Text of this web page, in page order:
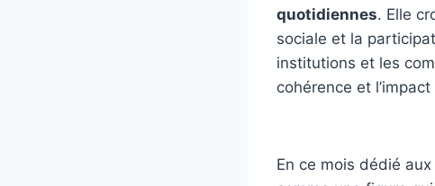
quotidiennes. Elle
sociale et la
institutions et les
cohérence et l’impact
En ce mois dédié